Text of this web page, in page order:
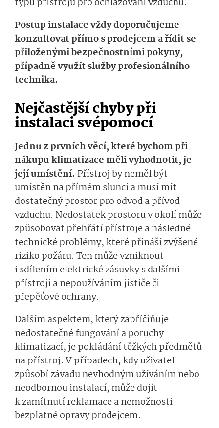
typů přístrojů pro ochlazování vzduchu.
Postup instalace vždy doporučujeme
konzultovat přímo s prodejcem a řídit se
přiloženými bezpečnostními pokyny,
případně využít služby profesionálního
technika.
Nejčastější chyby při
instalaci svépomocí
Jednu z prvních věcí, které bychom při
nákupu klimatizace měli vyhodnotit, je
její umístění. Přístroj by neměl být
umístěn na přímém slunci a musí mít
dostatečný prostor pro odvod a přívod
vzduchu. Nedostatek prostoru v okolí může
způsobovat přehřátí přístroje a následné
technické problémy, které přináší zvýšené
riziko požáru. Ten může vzniknout
i sdílením elektrické zásuvky s dalšími
přístroji a nepoužíváním jističe či
přepěťové ochrany.
Dalším aspektem, který zapříčiňuje
nedostatečné fungování a poruchy
klimatizací, je pokládání těžkých předmětů
na přístroj. V případech, kdy uživatel
způsobí závadu nevhodným užíváním nebo
neodbornou instalací, může dojít
k zamítnutí reklamace a nemožnosti
bezplatné opravy prodejcem.